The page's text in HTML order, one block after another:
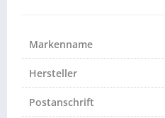
Markenname
Hersteller
Postanschrift